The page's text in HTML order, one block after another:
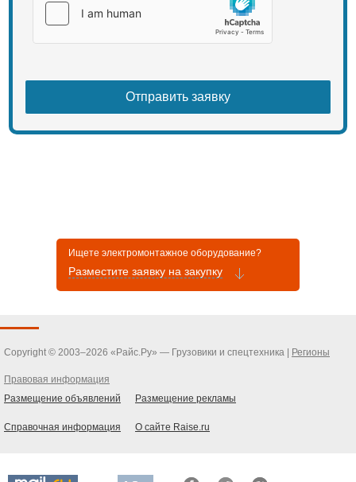
Ищете электромонтажное оборудование?
Разместите заявку на закупку
Copyright © 2003–2026 «Райс.Ру» — Грузовики и спецтехника | Регионы
Правовая информация
Размещение объявлений
Размещение рекламы
Справочная информация О сайте Raise.ru